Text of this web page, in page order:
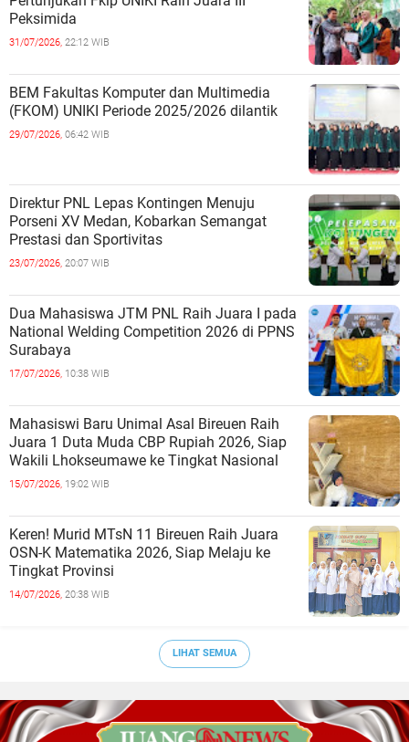
Peksimida
31/07/2026, 22:12 WIB
BEM Fakultas Komputer dan Multimedia
(FKOM) UNIKI Periode 2025/2026 dilantik
29/07/2026, 06:42 WIB
Direktur PNL Lepas Kontingen Menuju
Porseni XV Medan, Kobarkan Semangat
Prestasi dan Sportivitas
23/07/2026, 20:07 WIB
Dua Mahasiswa JTM PNL Raih Juara I pada
National Welding Competition 2026 di PPNS
Surabaya
17/07/2026, 10:38 WIB
Mahasiswi Baru Unimal Asal Bireuen Raih
Juara 1 Duta Muda CBP Rupiah 2026, Siap
Wakili Lhokseumawe ke Tingkat Nasional
15/07/2026, 19:02 WIB
Keren! Murid MTsN 11 Bireuen Raih Juara
OSN-K Matematika 2026, Siap Melaju ke
Tingkat Provinsi
14/07/2026, 20:38 WIB
LIHAT SEMUA